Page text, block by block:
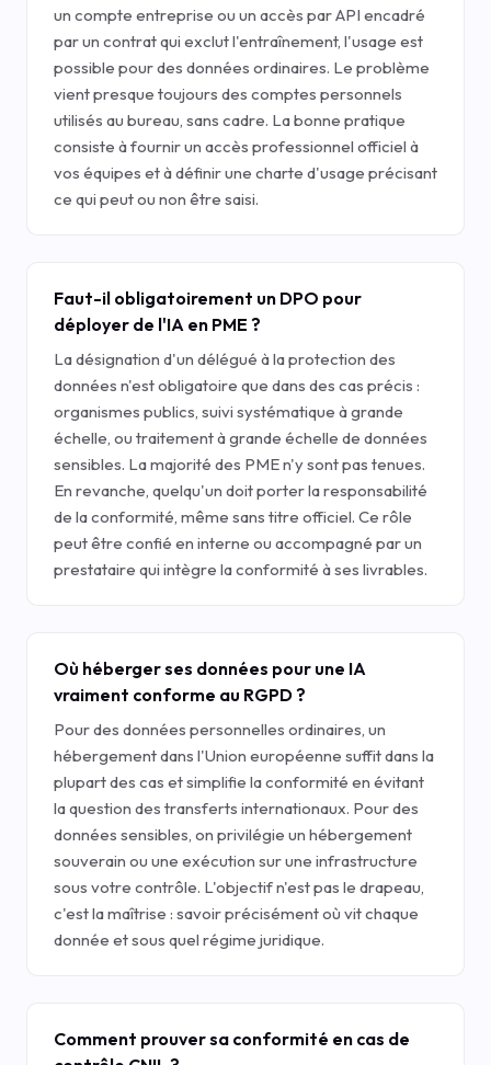
un compte entreprise ou un accès par API encadré
par un contrat qui exclut l'entraînement, l'usage est
possible pour des données ordinaires. Le problème
vient presque toujours des comptes personnels
utilisés au bureau, sans cadre. La bonne pratique
consiste à fournir un accès professionnel officiel à
vos équipes et à définir une charte d'usage précisant
ce qui peut ou non être saisi.
Faut-il obligatoirement un DPO pour
déployer de l'IA en PME ?
La désignation d'un délégué à la protection des
données n'est obligatoire que dans des cas précis :
organismes publics, suivi systématique à grande
échelle, ou traitement à grande échelle de données
sensibles. La majorité des PME n'y sont pas tenues.
En revanche, quelqu'un doit porter la responsabilité
de la conformité, même sans titre officiel. Ce rôle
peut être confié en interne ou accompagné par un
prestataire qui intègre la conformité à ses livrables.
Où héberger ses données pour une IA
vraiment conforme au RGPD ?
Pour des données personnelles ordinaires, un
hébergement dans l'Union européenne suffit dans la
plupart des cas et simplifie la conformité en évitant
la question des transferts internationaux. Pour des
données sensibles, on privilégie un hébergement
souverain ou une exécution sur une infrastructure
sous votre contrôle. L'objectif n'est pas le drapeau,
c'est la maîtrise : savoir précisément où vit chaque
donnée et sous quel régime juridique.
Comment prouver sa conformité en cas de